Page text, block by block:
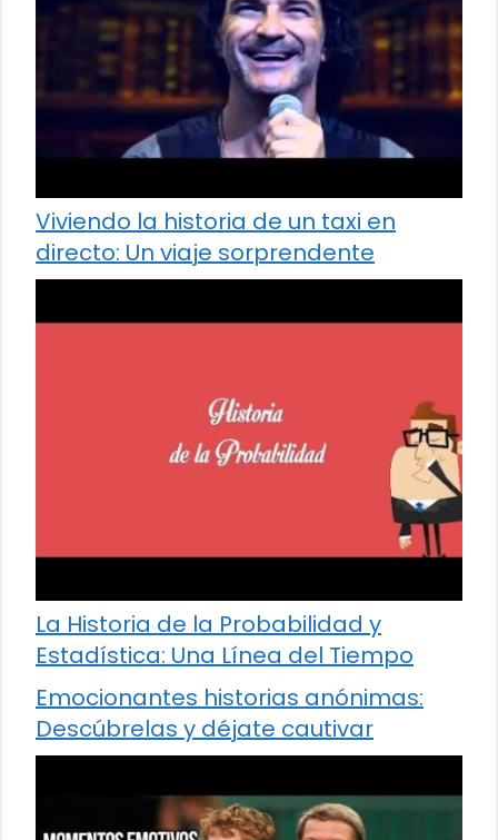
Viviendo la historia de un taxi en
directo: Un viaje sorprendente
La Historia de la Probabilidad y
Estadística: Una Línea del Tiempo
Emocionantes historias anónimas:
Descúbrelas y déjate cautivar